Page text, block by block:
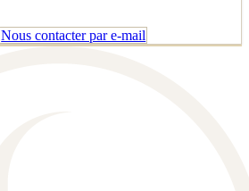
Nous contacter par e-mail